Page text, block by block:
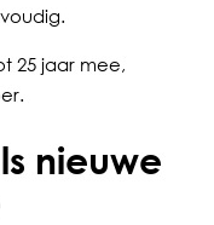
25 jaar mee,
nieuwe